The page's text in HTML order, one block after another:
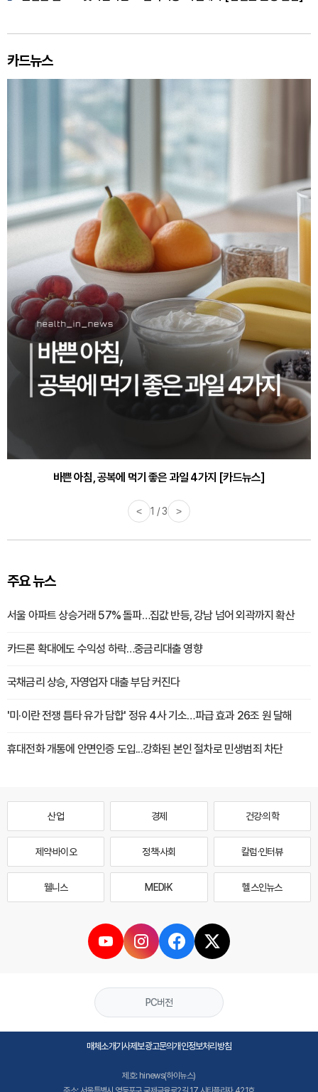
카드뉴스
바쁜 아침, 공복에 먹기 좋은 과일 4가지 [카드뉴스]
30대부터 유병률 2배...여자에게 꼭 필요한 검사는? [카드뉴스]
< 1 / 3 >
주요 뉴스
서울 아파트 상승거래 57% 돌파…집값 반등, 강남 넘어 외곽까지 확산
카드론 확대에도 수익성 하락…중금리대출 영향
국채금리 상승, 자영업자 대출 부담 커진다
'미·이란 전쟁 틈타 유가 담합' 정유 4사 기소…파급 효과 26조 원 달해
휴대전화 개통에 안면인증 도입...강화된 본인 절차로 민생범죄 차단
산업 경제 건강·의학
제약·바이오 정책·사회 칼럼·인터뷰
웰니스 MEDI·K 헬스인뉴스
PC버전
매체소개기사제보광고문의개인정보처리방침
제호: hinews(하이뉴스)